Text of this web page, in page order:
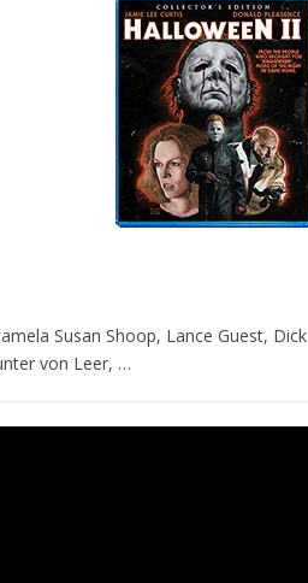
Susan Shoop, Lance Guest, Dick
von Leer, …